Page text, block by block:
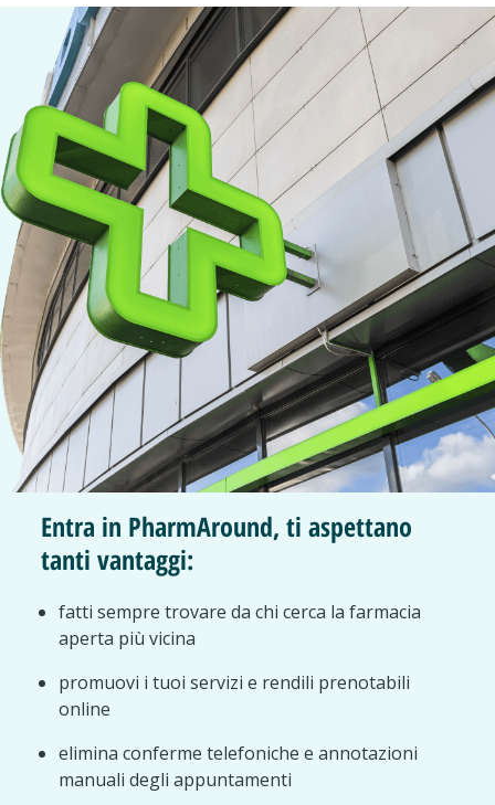
Entra in PharmAround, ti aspettano
tanti vantaggi:
fatti sempre trovare da chi cerca la farmacia
aperta più vicina
promuovi i tuoi servizi e rendili prenotabili
online
elimina conferme telefoniche e annotazioni
manuali degli appuntamenti